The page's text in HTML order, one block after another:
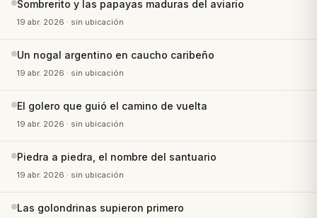
Sombrerito y las papayas maduras del aviario
19 abr. 2026 · sin ubicación
Un nogal argentino en caucho caribeño
19 abr. 2026 · sin ubicación
El golero que guió el camino de vuelta
19 abr. 2026 · sin ubicación
Piedra a piedra, el nombre del santuario
19 abr. 2026 · sin ubicación
Las golondrinas supieron primero